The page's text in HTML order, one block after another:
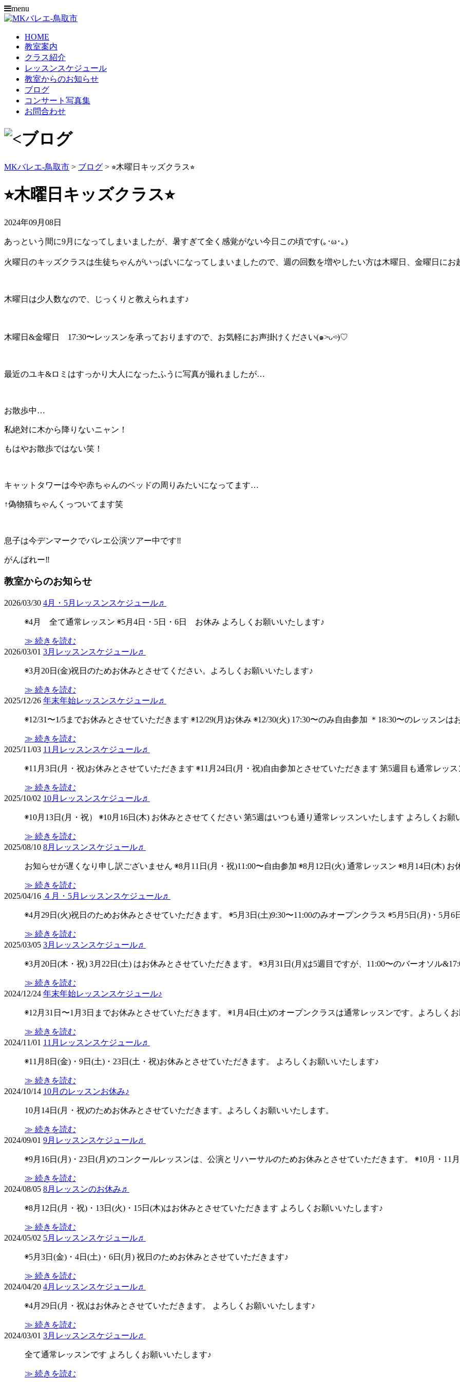
menu
HOME
教室案内
クラス紹介
レッスンスケジュール
教室からのお知らせ
ブログ
コンサート写真集
お問合わせ
MKバレエ-鳥取市 > ブログ > ⭐︎木曜日キッズクラス⭐︎
⭐︎木曜日キッズクラス⭐︎
2024年09月08日
あっという間に9月になってしまいましたが、暑すぎて全く感覚がない今日この頃です(｡･ω･｡)
木曜日は少人数なので、じっくりと教えられます♪
木曜日&金曜日 17:30〜レッスンを承っておりますので、お気軽にお声掛けください(๑˃̵ᴗ˂̵)♡
最近のユキ&ロミはすっかり大人になったふうに写真が撮れましたが…
お散歩中…
私絶対に木から降りないニャン！
もはやお散歩ではない笑！
キャットタワーは今や赤ちゃんのベッドの周りみたいになってます…
↑偽物猫ちゃんくっついてます笑
息子は今デンマークでバレエ公演ツアー中です‼︎
がんばれー‼︎
教室からのお知らせ
2026/03/30 4月・5月レッスンスケジュール♬
◉4月 全て通常レッスン ◉5月4日・5日・6日 お休み よろしくお願いいたします♪
≫ 続きを読む
2026/03/01 3月レッスンスケジュール♬
◉3月20日(金)祝日のためお休みとさせてください。よろしくお願いいたします♪
≫ 続きを読む
2025/12/26 年末年始レッスンスケジュール♬
◉12/31〜1/5までお休みとさせていただきます ◉12/29(月)お休み ◉12/30(火) 17:30〜のみ自由参加 ＊18:30〜のレッスンは
≫ 続きを読む
2025/11/03 11月レッスンスケジュール♬
◉11月3日(月・祝)お休みとさせていただきます ◉11月24日(月・祝)自由参加とさせていただきます 第5週目も通常レッ
≫ 続きを読む
2025/10/02 10月レッスンスケジュール♬
◉10月13日(月・祝） ◉10月16日(木) お休みとさせてください 第5週はいつも通り通常レッスンいたします よろしくお願
≫ 続きを読む
2025/08/10 8月レッスンスケジュール♬
お知らせが遅くなり申し訳ございません ◉8月11日(月・祝)11:00〜自由参加 ◉8月12日(火) 通常レッスン ◉8月14日(木) お
≫ 続きを読む
2025/04/16 ４月・5月レッスンスケジュール♬
◉4月29日(火)祝日のためお休みとさせていただきます。 ◉5月3日(土)9:30〜11:00のみオープンクラス ◉5月5日(月)・5月6
≫ 続きを読む
2025/03/05 3月レッスンスケジュール♬
◉3月20日(木・祝) 3月22日(土) はお休みとさせていただきます。 ◉3月31日(月)は5週目ですが、11:00〜のバーオソル
≫ 続きを読む
2024/12/24 年末年始レッスンスケジュール♪
◉12月31日〜1月3日までお休みとさせていただきます。 ◉1月4日(土)のオープンクラスは通常レッスンです。よろしく
≫ 続きを読む
2024/11/01 11月レッスンスケジュール♬
◉11月8日(金)・9日(土)・23日(土・祝)お休みとさせていただきます。 よろしくお願いいたします♪
≫ 続きを読む
2024/10/14 10月のレッスンお休み♪
10月14日(月・祝)のためお休みとさせていただきます。よろしくお願いいたします。
≫ 続きを読む
2024/09/01 9月レッスンスケジュール♬
◉9月16日(月)・23日(月)のコンクールレッスンは、公演とリハーサルのためお休みとさせていただきます。 ◉10月・
≫ 続きを読む
2024/08/05 8月レッスンのお休み♬
◉8月12日(月・祝)・13日(火)・15日(木)はお休みとさせていただきます よろしくお願いいたします♪
≫ 続きを読む
2024/05/02 5月レッスンスケジュール♬
◉5月3日(金)・4日(土)・6日(月) 祝日のためお休みとさせていただきます♪
≫ 続きを読む
2024/04/20 4月レッスンスケジュール♬
◉4月29日(月・祝)はお休みとさせていただきます。 よろしくお願いいたします♪
≫ 続きを読む
2024/03/01 3月レッスンスケジュール♬
全て通常レッスンです よろしくお願いいたします♪
≫ 続きを読む